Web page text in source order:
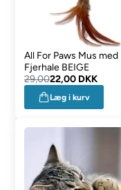
All For Paws Mus med
Fjerhale BEIGE
29,0022,00 DKK
Læg i kurv